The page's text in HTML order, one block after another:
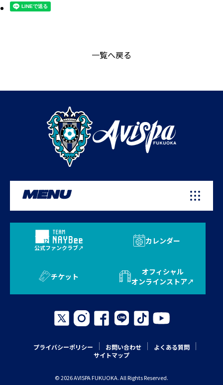
一覧へ戻る
MENU
公式ファンクラブ
カレンダー
チケット
オフィシャル
オンラインストア
プライバシーポリシー お問い合わせ
よくある質問
サイトマップ
© 2026 AVISPA FUKUOKA. All Rights Reserved.